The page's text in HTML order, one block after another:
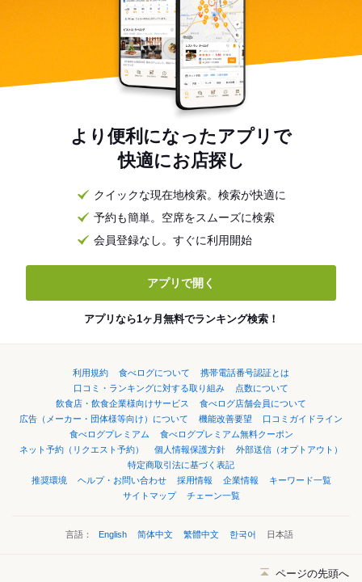
より便利になったアプリで
快適にお店探し
クイックな現在地検索。検索が快適に
予約も簡単。空席をスムーズに検索
会員登録なし。すぐに利用開始
アプリで開く
アプリなら1ヶ月無料でランキング検索！
利用規約 食べログについて
携帯電話番号認証とは
口コミ・ランキングに対する取り組み
点数について
飲食店・飲食企業様向けサービス
食べログ店舗会員について
広告（メーカー・団体様等向け）について
機能改善要望
口コミガイドライン
食べログプレミアム
食べログプレミアム無料クーポン
ネット予約（リクエスト予約）
個人情報保護方針
外部送信（オプトアウト）
特定商取引法に基づく表記
推奨環境
ヘルプ・お問い合わせ 採用情報 企業情報
キーワード一覧
サイトマップ
チェーン一覧
言語： English 简体中文 繁體中文 한국어 日本語
ページの先頭へ